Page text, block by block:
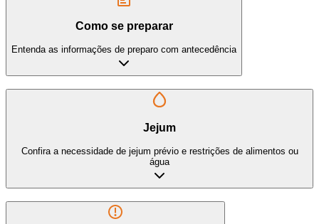
Como se preparar
Entenda as informações de preparo com antecedência
Jejum
Confira a necessidade de jejum prévio e restrições de alimentos ou
água